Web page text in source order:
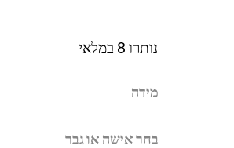
נותרו 8 במלאי
מידה
בחר אישה או גבר